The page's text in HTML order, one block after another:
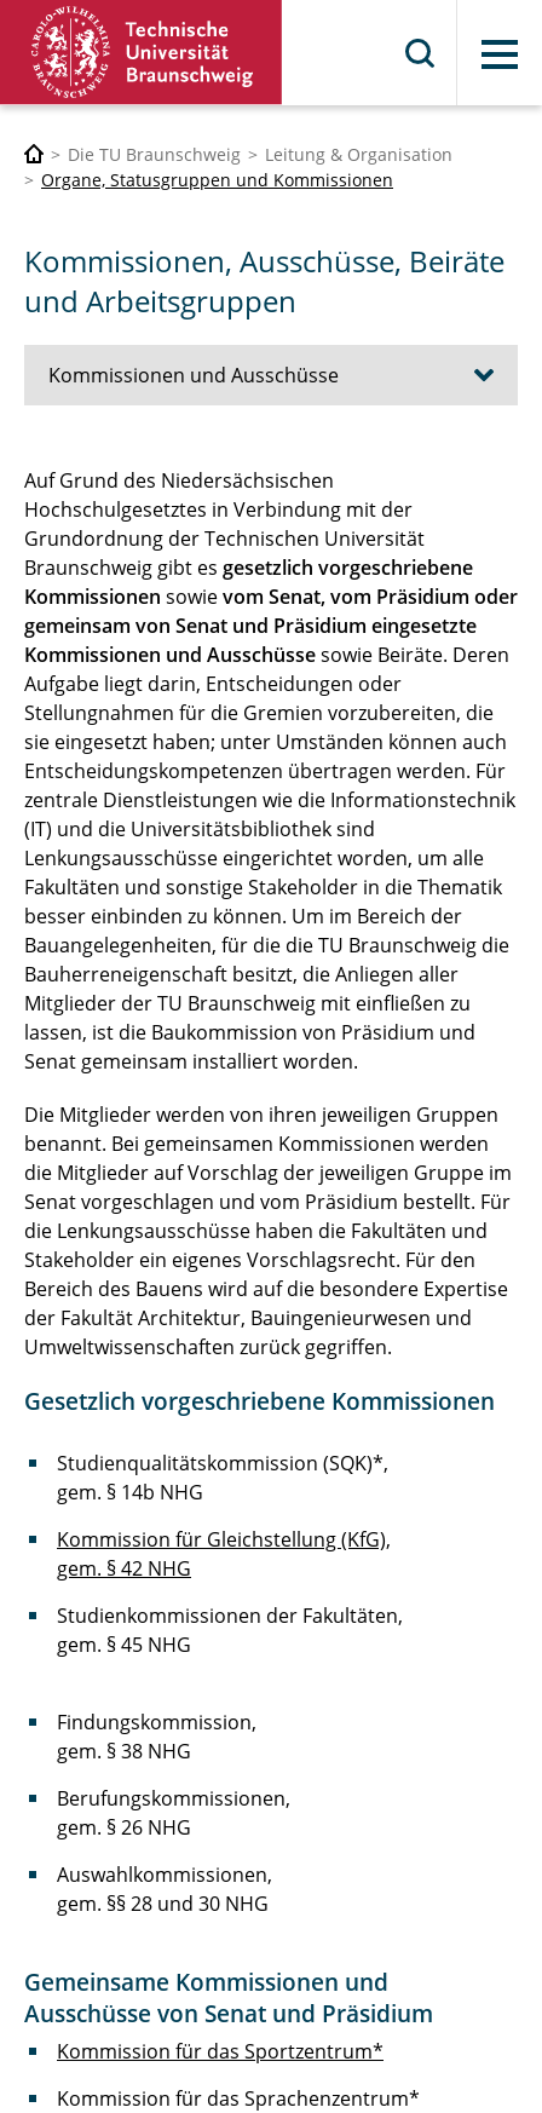
Menü
Die TU Braunschweig
Leitung & Organisation
Organe, Statusgruppen und Kommissionen
Kommissionen, Ausschüsse, Beiräte
und Arbeitsgruppen
Kommissionen und Ausschüsse
als nur ein Gremium
Kommission für das Sportzentrum
IT-User Board
Wahlausschuss
Nachhaltigkeitsrat
Ethikkommission
Kommission zur Sicherung guter
wissenschaftlicher Praxis
Auf Grund des Niedersächsischen
Hochschulgesetztes in Verbindung mit der
Grundordnung der Technischen Universität
Braunschweig gibt es gesetzlich vorgeschriebene
Kommissionen sowievom Senat, vom Präsidium oder
gemeinsam von Senat und Präsidium eingesetzte
Kommissionen und Ausschüssesowie Beiräte. Deren
Aufgabe liegt darin, Entscheidungen oder
Stellungnahmen für die Gremien vorzubereiten, die
sie eingesetzt haben; unter Umständen können auch
Entscheidungskompetenzen übertragen werden. Für
zentrale Dienstleistungen wie die Informationstechnik
(IT) und die Universitätsbibliothek sind
Lenkungsausschüsse eingerichtet worden, um alle
Fakultäten und sonstige Stakeholder in die Thematik
besser einbinden zu können. Um im Bereich der
Bauangelegenheiten, für die die TU Braunschweig die
Bauherreneigenschaft besitzt, die Anliegen aller
Mitglieder der TU Braunschweig mit einfließen zu
lassen, ist die Baukommission von Präsidium und
Senat gemeinsam installiert worden.
Die Mitglieder werden von ihren jeweiligen Gruppen
benannt. Bei gemeinsamen Kommissionen werden
die Mitglieder auf Vorschlag der jeweiligen Gruppe im
Senat vorgeschlagen und vom Präsidium bestellt. Für
die Lenkungsausschüsse haben die Fakultäten und
Stakeholder ein eigenes Vorschlagsrecht. Für den
Bereich des Bauens wird auf die besondere Expertise
der Fakultät Architektur, Bauingenieurwesen und
Umweltwissenschaften zurück gegriffen.
Gesetzlich vorgeschriebene Kommissionen
Studienqualitätskommission (SQK)*,
gem. § 14b NHG
Kommission für Gleichstellung (KfG),
gem. § 42 NHG
Studienkommissionen der Fakultäten,
gem. § 45 NHG
Findungskommission,
gem. § 38 NHG
Berufungskommissionen,
gem. § 26 NHG
Auswahlkommissionen,
gem. §§ 28 und 30 NHG
Gemeinsame Kommissionen und
Ausschüsse von Senat und Präsidium
Kommission für das Sportzentrum*
Kommission für das Sprachenzentrum*